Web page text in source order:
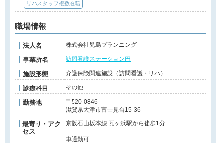
リハスタッフ複数在籍
職場情報
法人名 株式会社兒島プランニング
事業所名 訪問看護ステーション円
施設形態 介護保険関連施設（訪問看護・リハ）
診療科目 その他
勤務地
〒520-0846
滋賀県大津市富士見台15-36
最寄り・アク
セス
京阪石山坂本線 瓦ヶ浜駅から徒歩1分
車通勤可